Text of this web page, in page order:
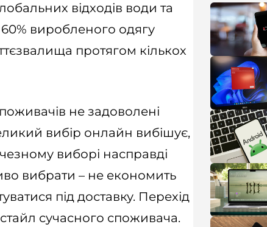
відходів води та
виробленого одягу
протягом кількох
не задоволені
вибір онлайн вибішує,
виборі насправді
вибрати – не економить
під доставку. Перехід
сучасного споживача.